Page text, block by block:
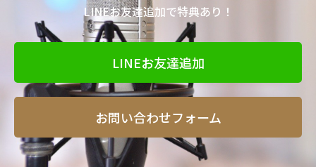
LINEお友達追加で特典あり！
LINEお友達追加
お問い合わせフォーム